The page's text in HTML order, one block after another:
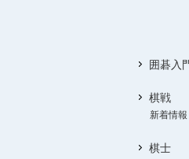
囲碁入
棋戦
新着情報
棋士